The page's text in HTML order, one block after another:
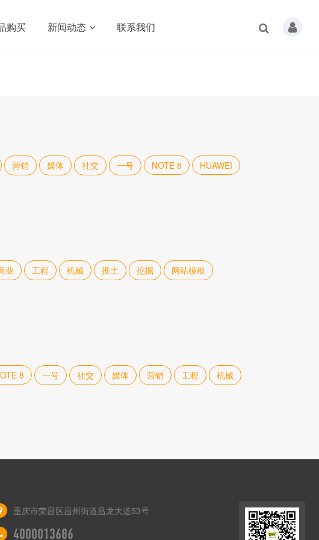
购买 新闻动态 联系我们
营销 媒体 社交 一号 NOTE 8 HUAWEI
业 工程 机械 推土 挖掘 网站模板
8 一号 社交 媒体 营销 工程 机械
重庆市荣昌区昌州街道昌龙大道53号
4000013686